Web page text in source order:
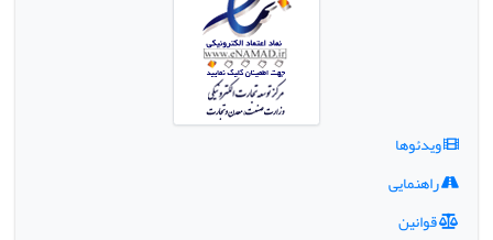
ویدئوها
راهنمایی
قوانین